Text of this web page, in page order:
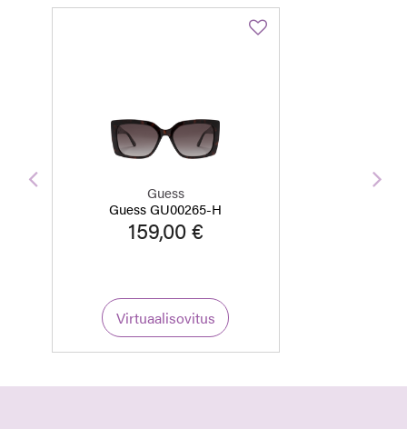
Guess
Guess GU00265-H
159,00 €
Virtuaalisovitus
Edellinen